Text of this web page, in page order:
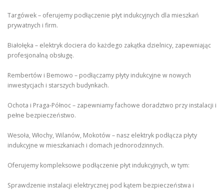
Targówek – oferujemy podłączenie płyt indukcyjnych dla mieszkań
prywatnych i firm.
Białołęka – elektryk dociera do każdego zakątka dzielnicy, zapewniając
profesjonalną obsługę.
Rembertów i Bemowo – podłączamy płyty indukcyjne w nowych
inwestycjach i starszych budynkach.
Ochota i Praga-Północ – zapewniamy fachowe doradztwo przy instalacji i
pełne bezpieczeństwo.
Wesoła, Włochy, Wilanów, Mokotów – nasz elektryk podłącza płyty
indukcyjne w mieszkaniach i domach jednorodzinnych.
Oferujemy kompleksowe podłączenie płyt indukcyjnych, w tym:
Sprawdzenie instalacji elektrycznej pod kątem bezpieczeństwa i